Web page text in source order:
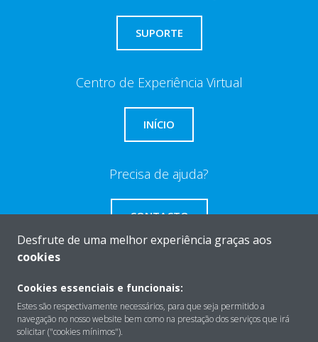
SUPORTE
Centro de Experiência Virtual
INÍCIO
Precisa de ajuda?
CONTACTO
Sobre
Desfrute de uma melhor experiência graças aos
cookies
Cookies essenciais e funcionais:
Estes são respectivamente necessários, para que seja permitido a
navegação no nosso website bem como na prestação dos serviços que irá
solicitar ("cookies mínimos").